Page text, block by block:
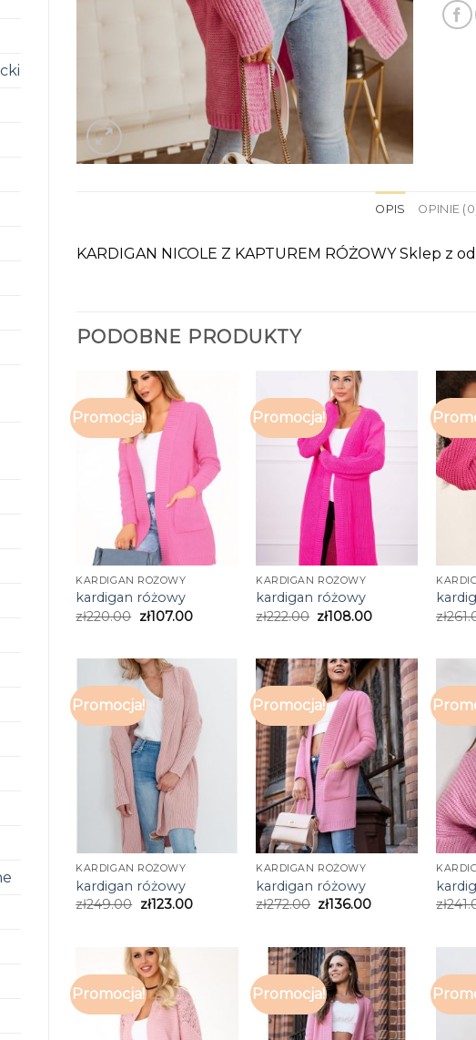
OPIS OPINIE
KARDIGAN NICOLE Z KAPTUREM RÓŻOWY Sklep z
PODOBNE PRODUKTY
Promocja!
KARDIGAN RÓŻOWY
kardigan różowy
zł220.00 zł107.00
Promocja!
KARDIGAN RÓŻOWY
kardigan różowy
zł222.00 zł108.00
zł
Promocja!
KARDIGAN RÓŻOWY
kardigan różowy
zł249.00 zł123.00
Promocja!
KARDIGAN RÓŻOWY
kardigan różowy
zł272.00 zł136.00
zł
Promocja! Promocja!